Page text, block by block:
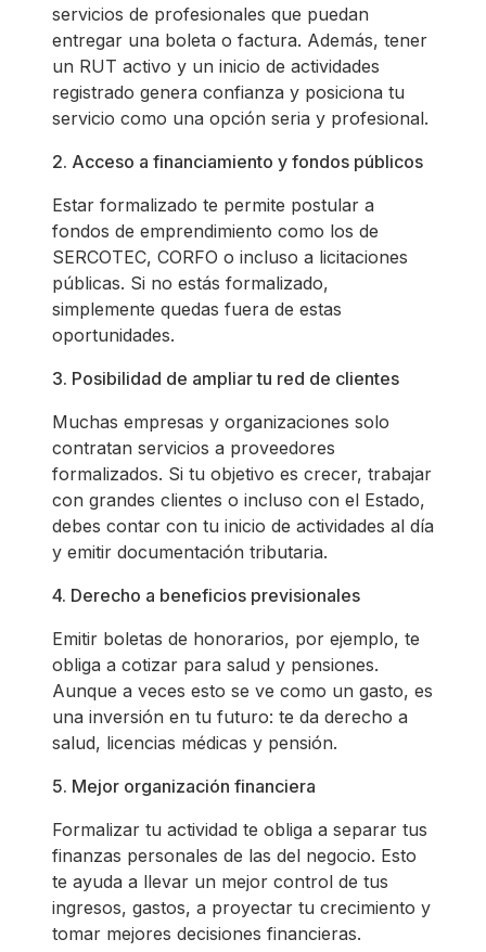
servicios de profesionales que puedan
entregar una boleta o factura. Además, tener
un RUT activo y un inicio de actividades
registrado genera confianza y posiciona tu
servicio como una opción seria y profesional.
2. Acceso a financiamiento y fondos públicos
Estar formalizado te permite postular a
fondos de emprendimiento como los de
SERCOTEC, CORFO o incluso a licitaciones
públicas. Si no estás formalizado,
simplemente quedas fuera de estas
oportunidades.
3. Posibilidad de ampliar tu red de clientes
Muchas empresas y organizaciones solo
contratan servicios a proveedores
formalizados. Si tu objetivo es crecer, trabajar
con grandes clientes o incluso con el Estado,
debes contar con tu inicio de actividades al día
y emitir documentación tributaria.
4. Derecho a beneficios previsionales
Emitir boletas de honorarios, por ejemplo, te
obliga a cotizar para salud y pensiones.
Aunque a veces esto se ve como un gasto, es
una inversión en tu futuro: te da derecho a
salud, licencias médicas y pensión.
5. Mejor organización financiera
Formalizar tu actividad te obliga a separar tus
finanzas personales de las del negocio. Esto
te ayuda a llevar un mejor control de tus
ingresos, gastos, a proyectar tu crecimiento y
tomar mejores decisiones financieras.